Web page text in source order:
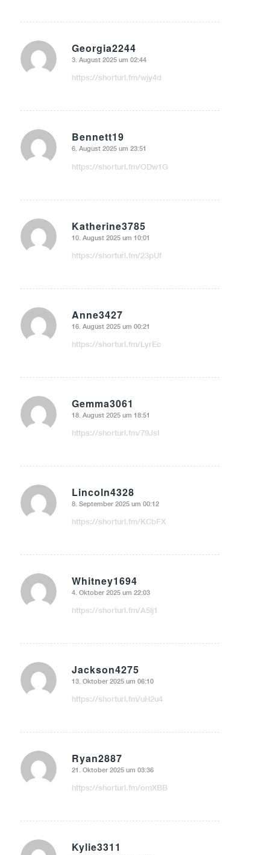
Georgia2244
sagte:
3. August 2025 um 02:44
https://shorturl.fm/wjy4d
Bennett19
sagte:
6. August 2025 um 23:51
https://shorturl.fm/ODw1G
Katherine3785
sagte:
10. August 2025 um 10:01
https://shorturl.fm/23pUf
Anne3427
sagte:
16. August 2025 um 00:21
https://shorturl.fm/LyrEc
Gemma3061
sagte:
18. August 2025 um 18:51
https://shorturl.fm/79JsI
Lincoln4328
sagte:
8. September 2025 um 00:12
https://shorturl.fm/KCbFX
Whitney1694
sagte:
4. Oktober 2025 um 22:03
https://shorturl.fm/A5lj1
Jackson4275
sagte:
13. Oktober 2025 um 06:10
https://shorturl.fm/uH2u4
Ryan2887
sagte:
21. Oktober 2025 um 03:36
https://shorturl.fm/omXBB
Kylie3311